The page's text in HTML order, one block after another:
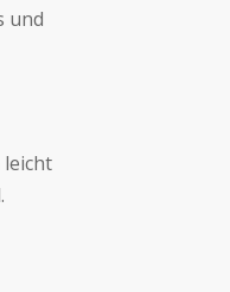
und
leicht